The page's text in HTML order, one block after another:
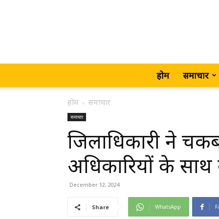
होम समाचार
होम समाचार
समाचार
जिलाधिकारी ने
अधिकारियों के
December 12, 2024
Share WhatsApp